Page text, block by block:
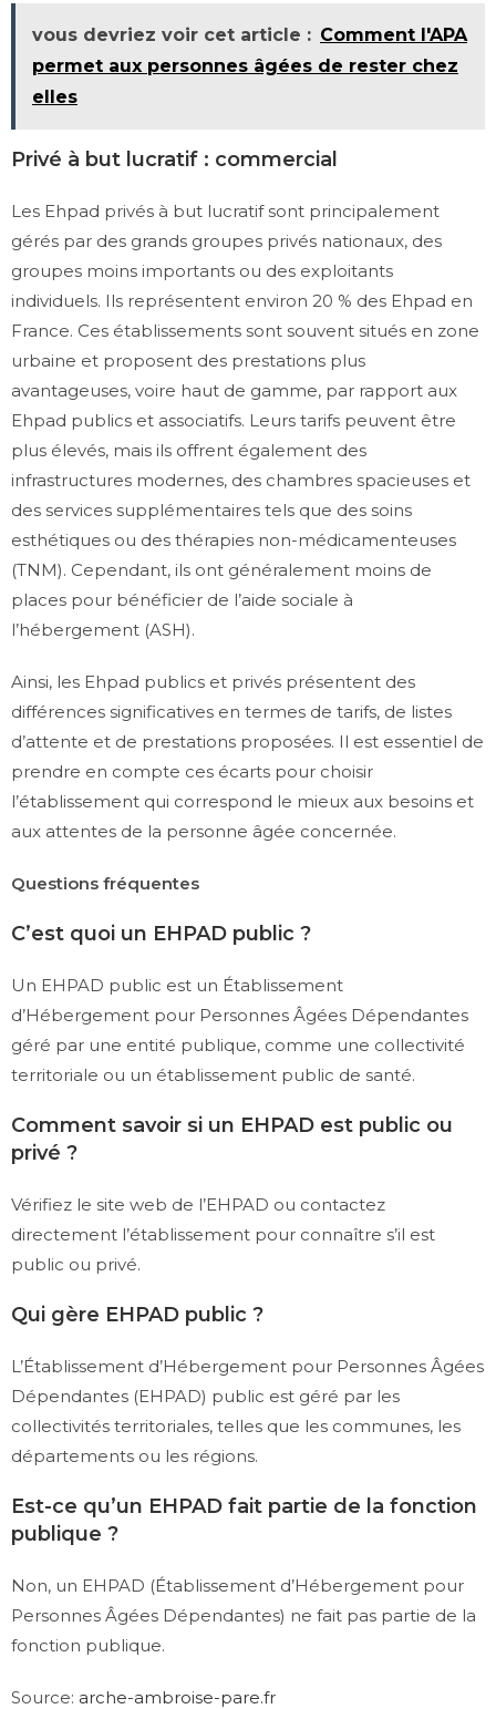
vous devriez voir cet article : Comment l'APA
permet aux personnes âgées de rester chez
elles
Privé à but lucratif : commercial
Les Ehpad privés à but lucratif sont principalement
gérés par des grands groupes privés nationaux, des
groupes moins importants ou des exploitants
individuels. Ils représentent environ 20 % des Ehpad en
France. Ces établissements sont souvent situés en zone
urbaine et proposent des prestations plus
avantageuses, voire haut de gamme, par rapport aux
Ehpad publics et associatifs. Leurs tarifs peuvent être
plus élevés, mais ils offrent également des
infrastructures modernes, des chambres spacieuses et
des services supplémentaires tels que des soins
esthétiques ou des thérapies non-médicamenteuses
(TNM). Cependant, ils ont généralement moins de
places pour bénéficier de l’aide sociale à
l’hébergement (ASH).
Ainsi, les Ehpad publics et privés présentent des
différences significatives en termes de tarifs, de listes
d’attente et de prestations proposées. Il est essentiel de
prendre en compte ces écarts pour choisir
l’établissement qui correspond le mieux aux besoins et
aux attentes de la personne âgée concernée.
Questions fréquentes
C’est quoi un EHPAD public ?
Un EHPAD public est un Établissement
d’Hébergement pour Personnes Âgées Dépendantes
géré par une entité publique, comme une collectivité
territoriale ou un établissement public de santé.
Comment savoir si un EHPAD est public ou
privé ?
Vérifiez le site web de l’EHPAD ou contactez
directement l’établissement pour connaître s’il est
public ou privé.
Qui gère EHPAD public ?
L’Établissement d’Hébergement pour Personnes Âgées
Dépendantes (EHPAD) public est géré par les
collectivités territoriales, telles que les communes, les
départements ou les régions.
Est-ce qu’un EHPAD fait partie de la fonction
publique ?
Non, un EHPAD (Établissement d’Hébergement pour
Personnes Âgées Dépendantes) ne fait pas partie de la
fonction publique.
Source: arche-ambroise-pare.fr